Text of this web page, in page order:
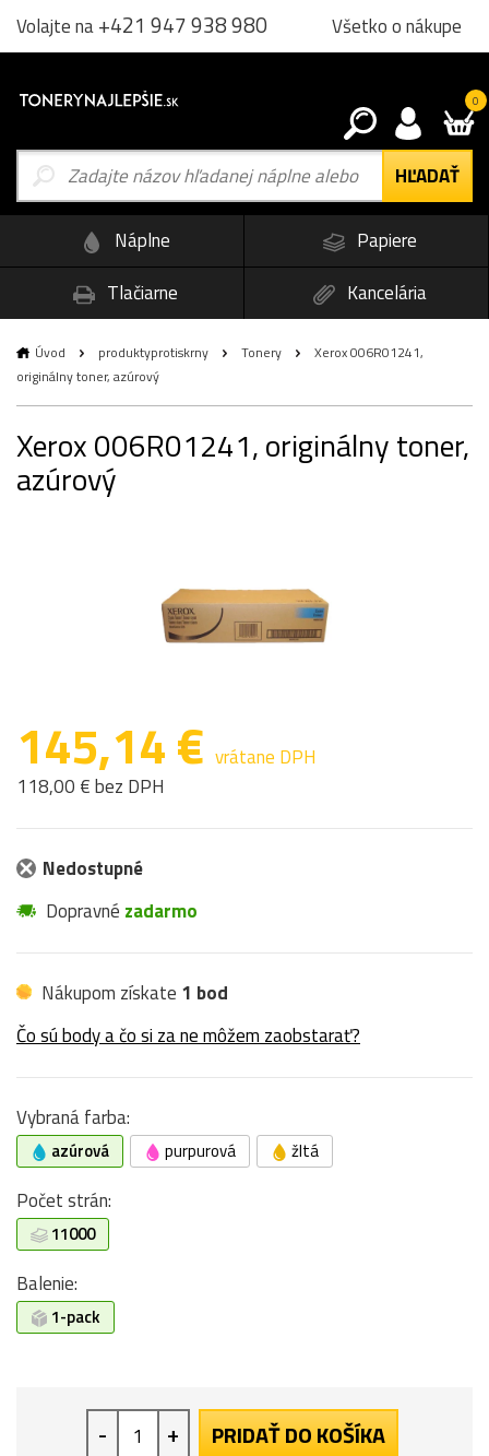
Volajte na+421 947 938 980 Všetko o nákupe
0
Náplne
Papiere
Tlačiarne
Kancelária
Úvod produktyprotiskrny Tonery
Xerox 006R01241,
originálny toner, azúrový
Xerox 006R01241, originálny toner,
azúrový
145,14 € vrátane DPH
118,00 € bez DPH
Nedostupné
Dopravné zadarmo
Nákupom získate 1 bod
Čo sú body a čo si za ne môžem zaobstarať?
Vybraná farba:
azúrová purpurová žltá
Počet strán:
11000
Balenie:
1-pack
- + PRIDAŤ DO KOŠÍKA